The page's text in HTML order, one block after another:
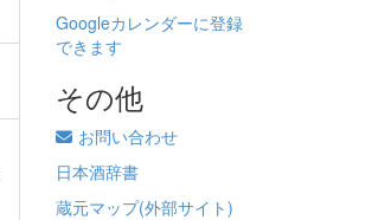
Googleカレンダーに登録
できます
その他
お問い合わせ
日本酒辞書
蔵元マップ(外部サイト)